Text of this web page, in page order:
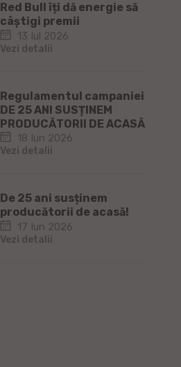
Red Bull îți dă energie să
câștigi premii
13 Iul 2026
Vezi detalii
Regulamentul campaniei
DE 25 ANI SUSȚINEM
PRODUCĂTORII DE ACASĂ
18 Iun 2026
Vezi detalii
De 25 ani susținem
producătorii de acasă!
17 Iun 2026
Vezi detalii